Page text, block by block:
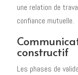
une relation de
confiance mutuelle.
constructif
Les phases de